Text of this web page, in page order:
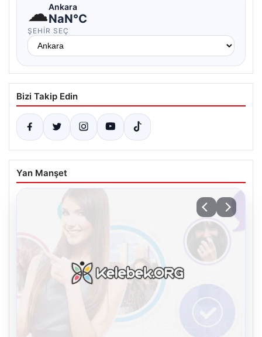
☁Ankara
NaN°C
ŞEHIR SEÇ
Bizi Takip Edin
Yan Manşet